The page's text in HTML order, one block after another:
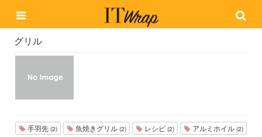
グリル
手羽先 (2) 魚焼きグリル (2) レシピ (2) アルミホイル (2)